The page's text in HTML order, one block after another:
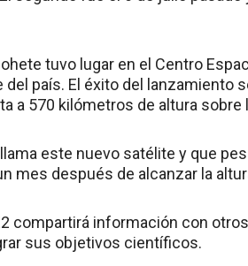
tuvo lugar en el Centro
del país. El éxito del lanzamiento
a 570 kilómetros de altura sobre
este nuevo satélite y que
mes después de alcanzar la
compartirá información con
sus objetivos científicos.